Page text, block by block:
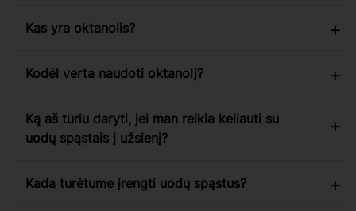
Kas yra oktanolis?
Kodėl verta naudoti oktanolį?
Ką aš turiu daryti, jei man reikia keliauti su
uodų spąstais į užsienį?
Kada turėtume įrengti uodų spąstus?